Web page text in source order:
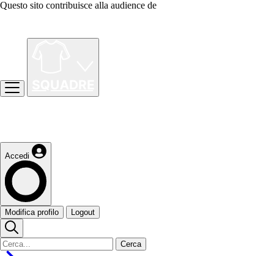
Questo sito contribuisce alla audience de
Accedi
Modifica profilo Logout
Cerca